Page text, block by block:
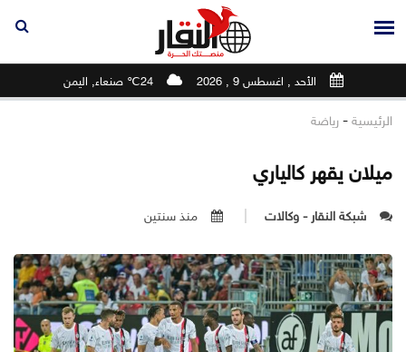
الأحد , اغسطس 9 , 2026 24℃ صنعاء, اليمن
الرئيسية - رياضة
ميلان يقهر كالياري
شبكة النقار - وكالات منذ سنتين